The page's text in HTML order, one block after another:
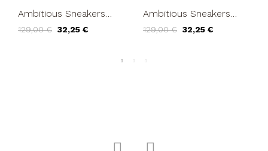
Ambitious Sneakers
Forato Bianco Nero
129,00 € 32,25 €
Ambitious Sneakers
Forato Rosso Bianco
129,00 € 32,25 €